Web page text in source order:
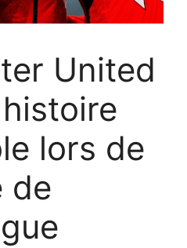
United
lors de
de